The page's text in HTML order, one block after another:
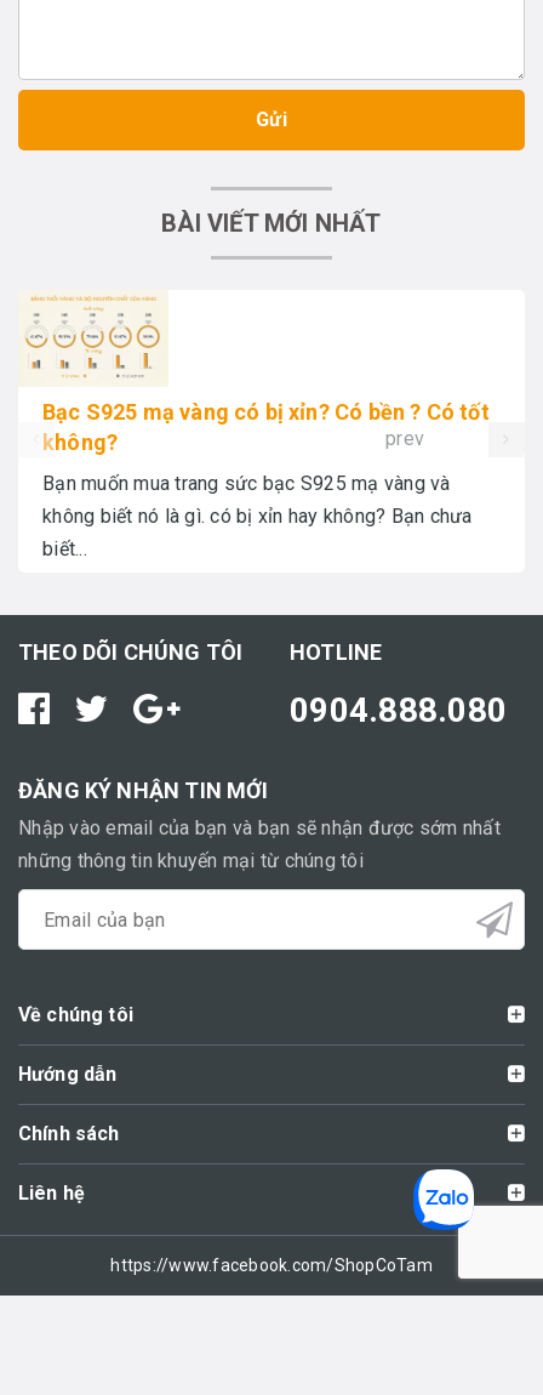
Gửi
BÀI VIẾT MỚI NHẤT
Bạc S925 mạ vàng có bị xỉn? Có bền ? Có tốt
không?
Bạn muốn mua trang sức bạc S925 mạ vàng và
không biết nó là gì. có bị xỉn hay không? Bạn chưa
biết...
prev
THEO DÕI CHÚNG TÔI HOTLINE
0904.888.080
ĐĂNG KÝ NHẬN TIN MỚI
Nhập vào email của bạn và bạn sẽ nhận được sớm nhất
những thông tin khuyến mại từ chúng tôi
Về chúng tôi
Hướng dẫn
Chính sách
Liên hệ
https://www.facebook.com/ShopCoTam